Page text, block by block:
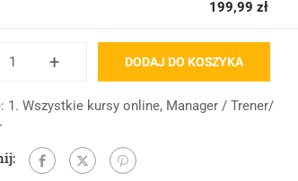
199,99 zł
+ DODAJ DO KOSZYKA
1. Wszystkie kursy online, Manager / Trener/